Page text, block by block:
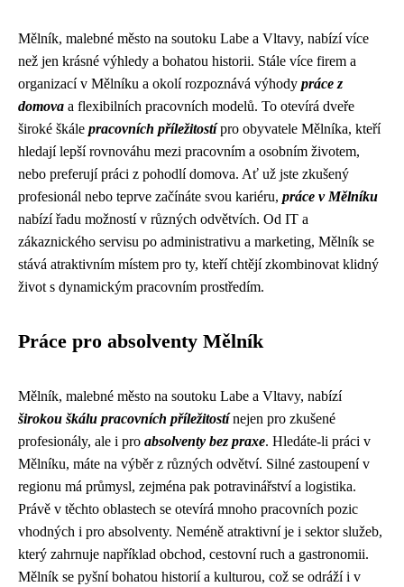
Mělník, malebné město na soutoku Labe a Vltavy, nabízí více
než jen krásné výhledy a bohatou historii. Stále více firem a
organizací v Mělníku a okolí rozpoznává výhody práce z
domova a flexibilních pracovních modelů. To otevírá dveře
široké škále pracovních příležitostípro obyvatele Mělníka, kteří
hledají lepší rovnováhu mezi pracovním a osobním životem,
nebo preferují práci z pohodlí domova. Ať už jste zkušený
profesionál nebo teprve začínáte svou kariéru, práce v Mělníku
nabízí řadu možností v různých odvětvích. Od IT a
zákaznického servisu po administrativu a marketing, Mělník se
stává atraktivním místem pro ty, kteří chtějí zkombinovat klidný
život s dynamickým pracovním prostředím.
Práce pro absolventy Mělník
Mělník, malebné město na soutoku Labe a Vltavy, nabízí
širokou škálu pracovních příležitostínejen pro zkušené
profesionály, ale i pro absolventy bez praxe. Hledáte-li práci v
Mělníku, máte na výběr z různých odvětví. Silné zastoupení v
regionu má průmysl, zejména pak potravinářství a logistika.
Právě v těchto oblastech se otevírá mnoho pracovních pozic
vhodných i pro absolventy. Neméně atraktivní je i sektor služeb,
který zahrnuje například obchod, cestovní ruch a gastronomii.
Mělník se pyšní bohatou historií a kulturou, což se odráží i v